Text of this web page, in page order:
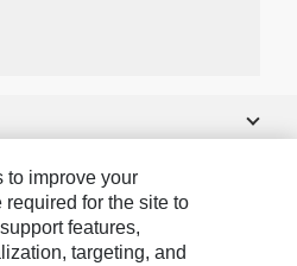
to improve your
for the site to
features,
targeting, and